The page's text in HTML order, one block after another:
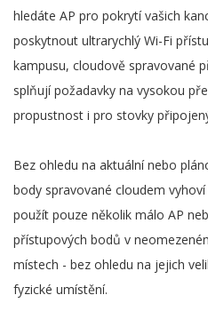
hledáte AP pro pokrytí vašich
poskytnout ultrarychlý Wi-Fi
kampusu, cloudově spravované
splňují požadavky na vysokou
propustnost i pro stovky
Bez ohledu na aktuální nebo
body spravované cloudem
použít pouze několik málo AP
přístupových bodů v
místech - bez ohledu na jejich
fyzické umístění.